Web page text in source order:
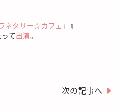
ネタリー☆カフェ 」』
て出演。
次の記事へ